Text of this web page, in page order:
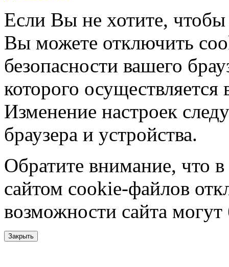
Если Вы не хотите,
Вы можете отключить
безопасности вашего
которого
Изменение настроек
браузера и устройства.
Обратите внимание, что в
сайтом cookie-файлов
возможности сайта
Закрыть